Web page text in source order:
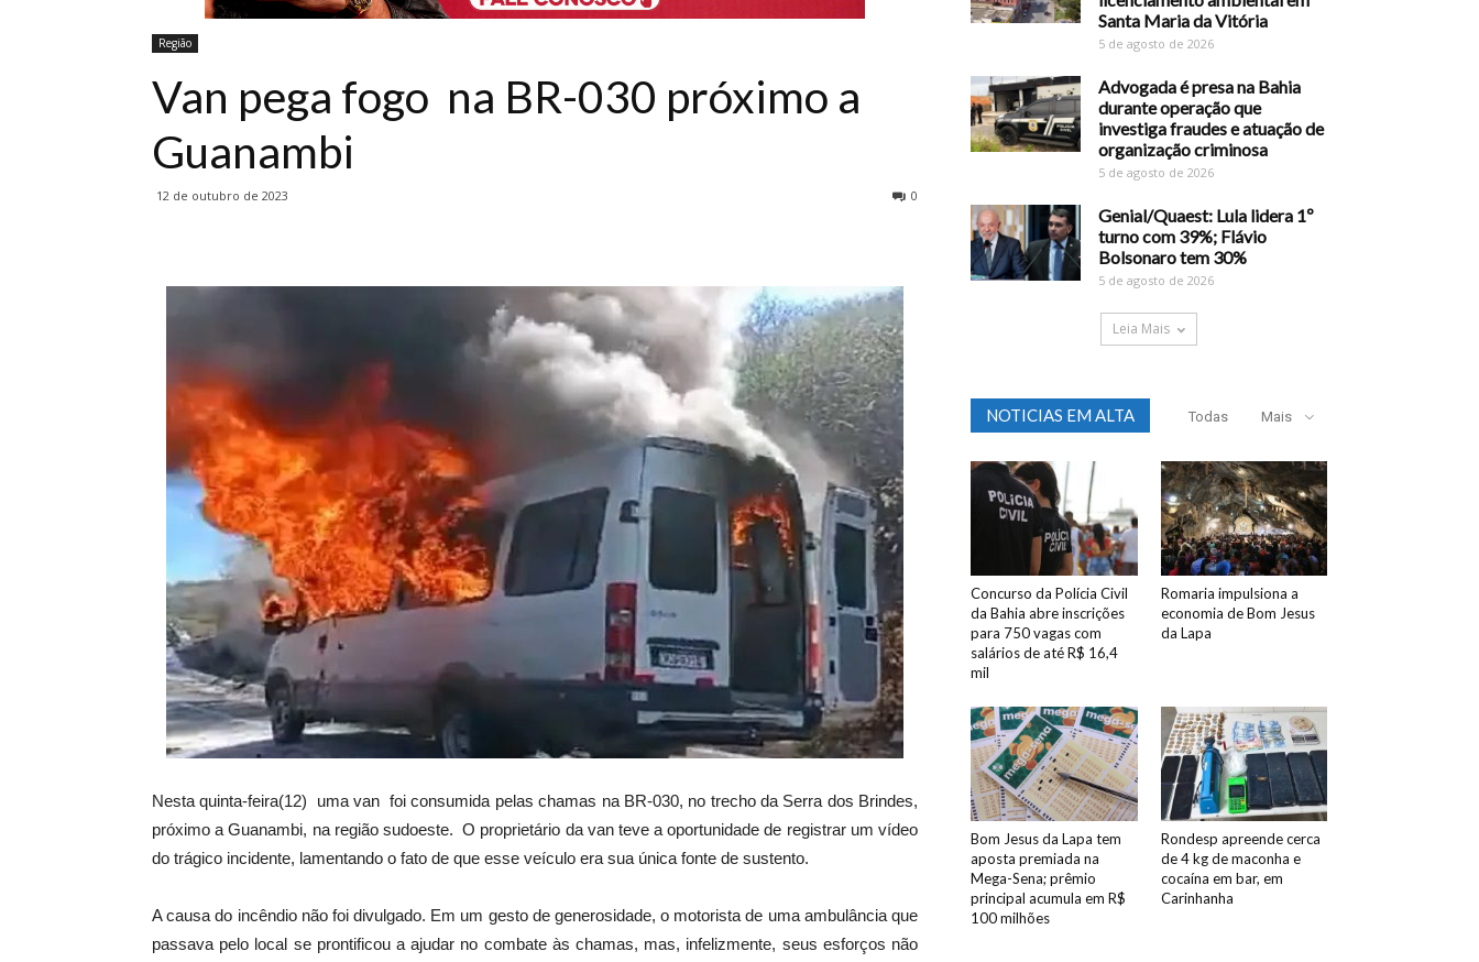
Região
Van pega fogo na BR-030 próximo a
Guanambi
12 de outubro de 2023 0
Nesta quinta-feira(12) uma van foi consumida pelas chamas na BR-030, no trecho da Serra dos Brindes,
próximo a Guanambi, na região sudoeste. O proprietário da van teve a oportunidade de registrar um vídeo
do trágico incidente, lamentando o fato de que esse veículo era sua única fonte de sustento.
A causa do incêndio não foi divulgado. Em um gesto de generosidade, o motorista de uma ambulância que
passava pelo local se prontificou a ajudar no combate às chamas, mas, infelizmente, seus esforços não
Santa Maria da Vitória
5 de agosto de 2026
Advogada é presa na Bahia
durante operação que
investiga fraudes e atuação de
organização criminosa
5 de agosto de 2026
Genial/Quaest: Lula lidera 1º
turno com 39%; Flávio
Bolsonaro tem 30%
5 de agosto de 2026
Leia Mais
NOTICIAS EM ALTA Todas Mais
Concurso da Polícia Civil
da Bahia abre inscrições
para 750 vagas com
salários de até R$ 16,4
mil
Romaria impulsiona a
economia de Bom Jesus
da Lapa
Bom Jesus da Lapa tem
aposta premiada na
Mega-Sena; prêmio
principal acumula em R$
100 milhões
Rondesp apreende cerca
de 4 kg de maconha e
cocaína em bar, em
Carinhanha